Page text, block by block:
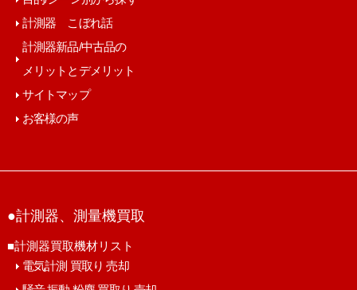
計測器 こぼれ話
計測器新品/中古品の
メリットとデメリット
サイトマップ
お客様の声
●計測器、測量機買取
■計測器買取機材リスト
電気計測 買取り 売却